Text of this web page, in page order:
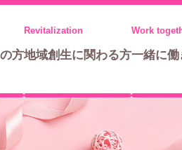
方地域創生に関わる方一緒に